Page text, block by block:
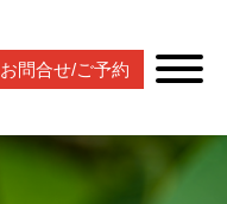
お問合せ/ご予約